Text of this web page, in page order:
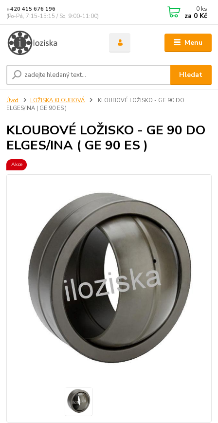
Menu
Hledat
+420 415 676 196
(Po-Pá, 7:15-15:15 / So, 9:00-11:00)
0 ks
za 0 Kč
Úvod LOŽISKA KLOUBOVÁ
KLOUBOVÉ LOŽISKO - GE 90 DO
ELGES/INA ( GE 90 ES )
KLOUBOVÉ LOŽISKO - GE 90 DO
ELGES/INA ( GE 90 ES )
Akce